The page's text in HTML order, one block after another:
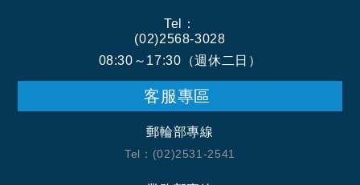
Tel：
(02)2568-3028
08:30～17:30（週休二日）
客服專區
郵輪部專線
Tel：(02)2531-2541